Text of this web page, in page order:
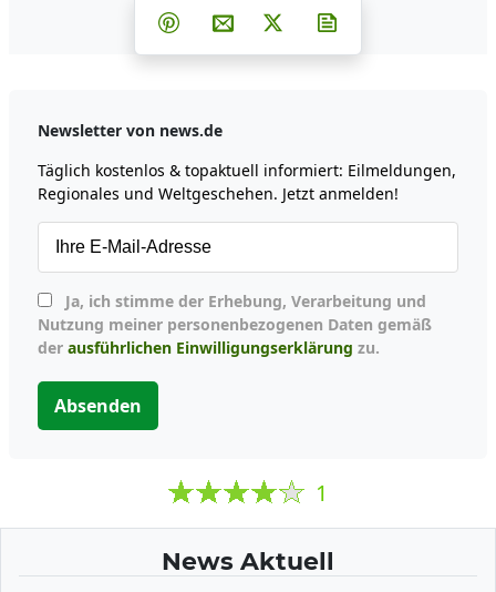
Teilen auf Facebook
Teilen auf Whatsapp
Teilen auf Telegram
Teilen auf Pinterest
Per E-Mail teilen
Post auf X
Newsletter von news.de
Täglich kostenlos & topaktuell informiert: Eilmeldungen,
Regionales und Weltgeschehen. Jetzt anmelden!
Nutzung meiner personenbezogenen Daten gemäß
der ausführlichen Einwilligungserklärung zu.
Absenden
1
News Aktuell